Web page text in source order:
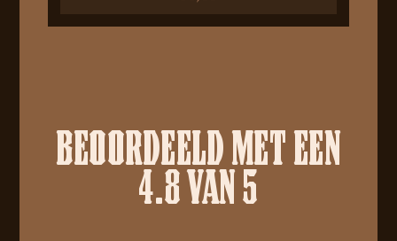
BEOORDEELD MET EEN
4.8 VAN 5